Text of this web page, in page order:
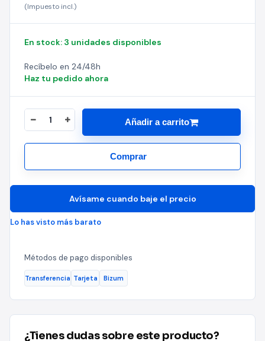
(Impuesto incl.)
En stock: 3 unidades disponibles
Recíbelo en 24/48h
Haz tu pedido ahora
Añadir a carrito
Comprar
Avísame cuando baje el precio
Lo has visto más barato
Métodos de pago disponibles
Transferencia Tarjeta Bizum
¿Tienes dudas sobre este producto?